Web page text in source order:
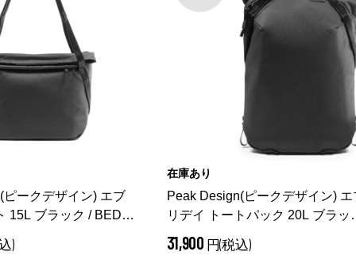
ークデザイン) エブ
15L ブラック / BEDT-
)
在庫あり
Peak Design(ピークデザイン) エ
リデイ トートパック 20L ブラッ
BEDTP-20-BK-3
31,900 円(税込)